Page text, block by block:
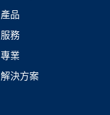
產品
服務
專業
解決方案